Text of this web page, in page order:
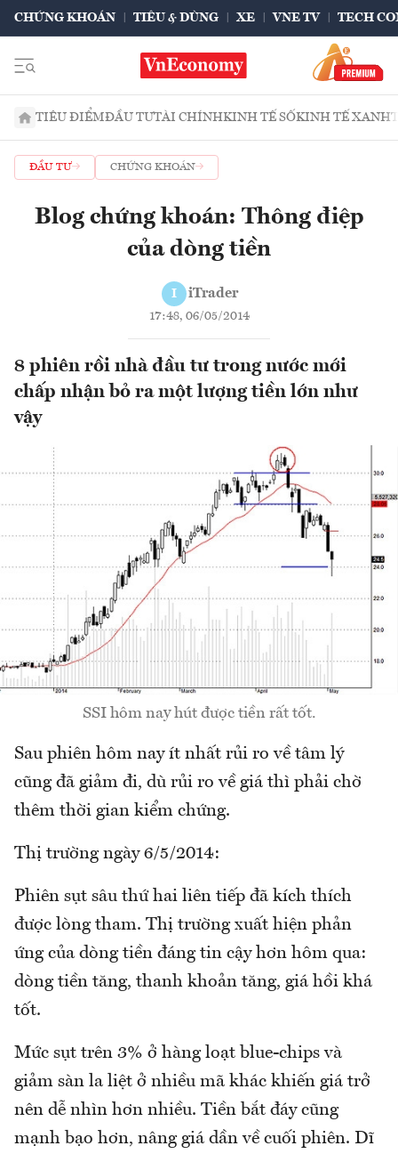
CHỨNG KHOÁN TIÊU & DÙNG XE VNE TV TECH
TIÊU ĐIỂMĐẦU TƯTÀI CHÍNHKINH TẾ SỐKINH TẾ XANH
ĐẦU TƯ CHỨNG KHOÁN
Blog chứng khoán: Thông điệp
của dòng tiền
I iTrader
17:48, 06/05/2014
8 phiên rồi nhà đầu tư trong nước mới
chấp nhận bỏ ra một lượng tiền lớn như
vậy
SSI hôm nay hút được tiền rất tốt.
Sau phiên hôm nay ít nhất rủi ro về tâm lý
cũng đã giảm đi, dù rủi ro về giá thì phải chờ
thêm thời gian kiểm chứng.
Thị trường ngày 6/5/2014:
Phiên sụt sâu thứ hai liên tiếp đã kích thích
được lòng tham. Thị trường xuất hiện phản
ứng của dòng tiền đáng tin cậy hơn hôm qua:
dòng tiền tăng, thanh khoản tăng, giá hồi khá
tốt.
Mức sụt trên 3% ở hàng loạt blue-chips và
giảm sàn la liệt ở nhiều mã khác khiến giá trở
nên dễ nhìn hơn nhiều. Tiền bắt đáy cũng
mạnh bạo hơn, nâng giá dần về cuối phiên. Dĩ